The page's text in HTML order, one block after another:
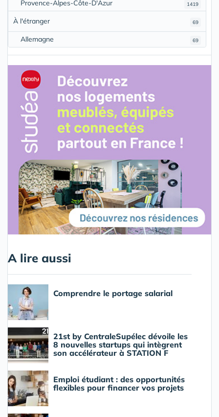
1419
Provence-Alpes-Côte-D'Azur
69
À l'étranger
69
Allemagne
A lire aussi
Comprendre le portage salarial
21st by CentraleSupélec dévoile les
8 nouvelles startups qui intègrent
son accélérateur à STATION F
Emploi étudiant : des opportunités
flexibles pour financer vos projets